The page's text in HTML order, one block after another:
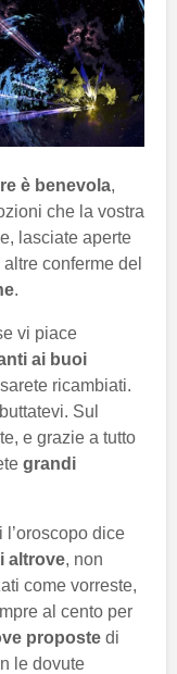
è benevola,
che la vostra
lasciate aperte
conferme del
.
vi piace
ai buoi
ricambiati.
Sul
e grazie a tutto
grandi
dice
altrove, non
come vorreste,
al cento per
proposte di
le dovute